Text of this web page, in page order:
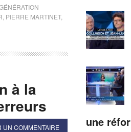
PIERRE MARTINET,
à la
UN COMMENTAIRE
une